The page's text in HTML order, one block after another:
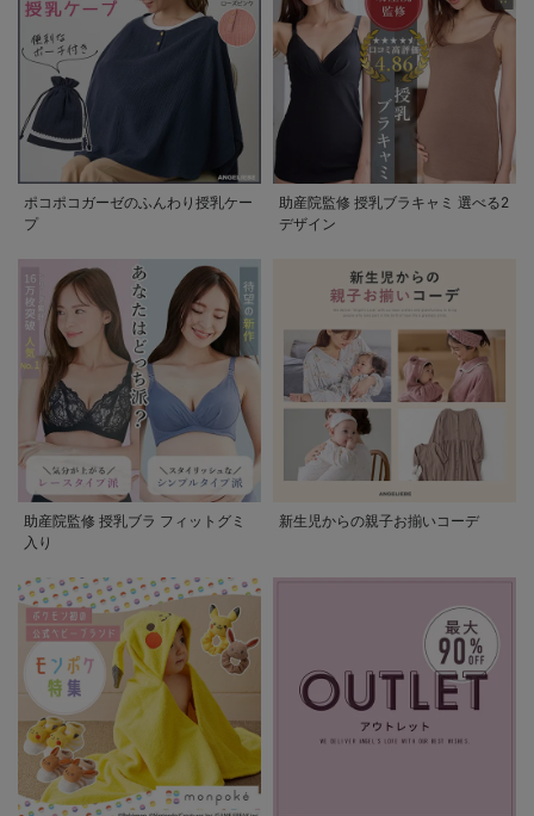
ポコポコガーゼのふんわり授乳ケー
プ
助産院監修 授乳ブラキャミ 選べる2
デザイン
助産院監修 授乳ブラ フィットグミ
入り
新生児からの親子お揃いコーデ